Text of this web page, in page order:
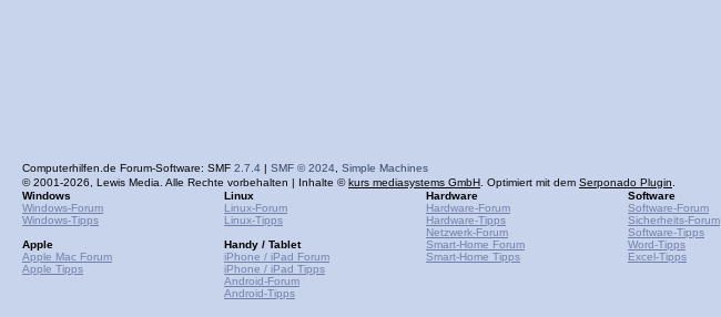
Computerhilfen.de Forum-Software: SMF 2.7.4 | SMF © 2024 Simple Machines
© 2001-2026, Lewis Media. Alle Rechte vorbehalten | Inhalte ©kurs mediasystems GmbH . Optimiert mit dem Serponado Plugin
Windows
Windows-Forum
Windows-Tipps
Apple
Apple Mac Forum
Apple Tipps
Linux
Linux-Forum
Linux-Tipps
Handy / Tablet
iPhone / iPad Forum
iPhone / iPad Tipps
Android-Forum
Android-Tipps
Hardware
Hardware-Forum
Hardware-Tipps
Netzwerk-Forum
Smart-Home Forum
Smart-Home Tipps
Software
Software-Forum
Sicherheits-Forum
Software-Tipps
Word-Tipps
Excel-Tipps